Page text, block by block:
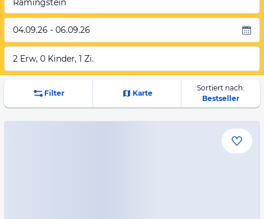
Ramingstein
04.09.26 - 06.09.26
2 Erw, 0 Kinder, 1 Zi.
Filter Karte
Sortiert nach:
Bestseller